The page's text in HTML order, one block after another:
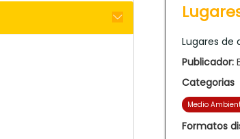
Lugares de
Publicador:
Categorias
Medio
Formatos